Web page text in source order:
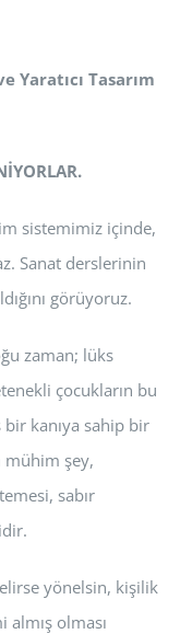
Yaratıcı Tasarım
sistemimiz içinde,
Sanat derslerinin
görüyoruz.
zaman; lüks
çocukların bu
kanıya sahip bir
mühim şey,
sabır
yönelsin, kişilik
olması